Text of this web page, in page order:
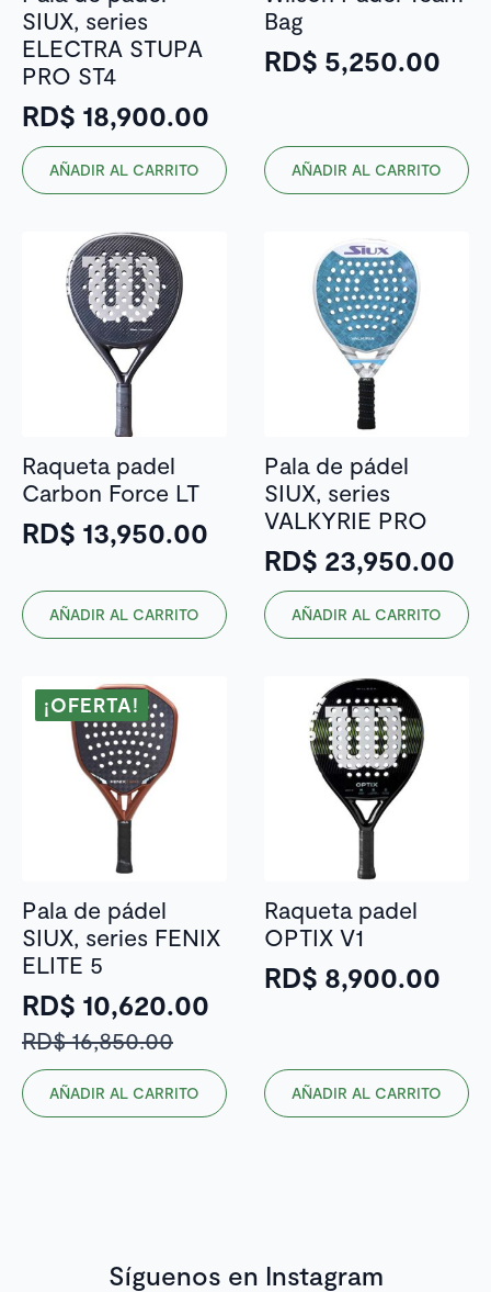
SIUX, series
ELECTRA STUPA
PRO ST4
RD$ 18,900.00
AÑADIR AL CARRITO
Bag
RD$ 5,250.00
AÑADIR AL CARRITO
Raqueta padel
Carbon Force LT
RD$ 13,950.00
AÑADIR AL CARRITO
Pala de pádel
SIUX, series
VALKYRIE PRO
RD$ 23,950.00
AÑADIR AL CARRITO
¡OFERTA!
Pala de pádel
SIUX, series FENIX
ELITE 5
RD$16,850.00
El
precio
original
RD$ 10,620.00
El
precio
actual
AÑADIR AL CARRITO
Raqueta padel
OPTIX V1
RD$ 8,900.00
AÑADIR AL CARRITO
Síguenos en Instagram